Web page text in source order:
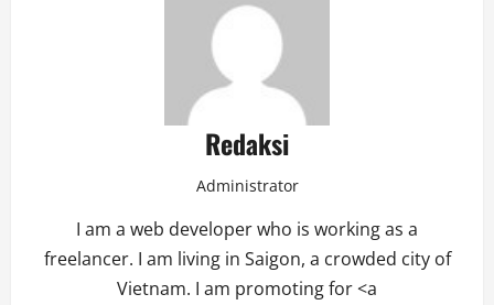
Redaksi
Administrator
I am a web developer who is working as a
freelancer. I am living in Saigon, a crowded city of
Vietnam. I am promoting for <a